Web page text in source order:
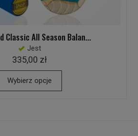
Classic All Season Balan...
Jest
335,00 zł
Wybierz opcje